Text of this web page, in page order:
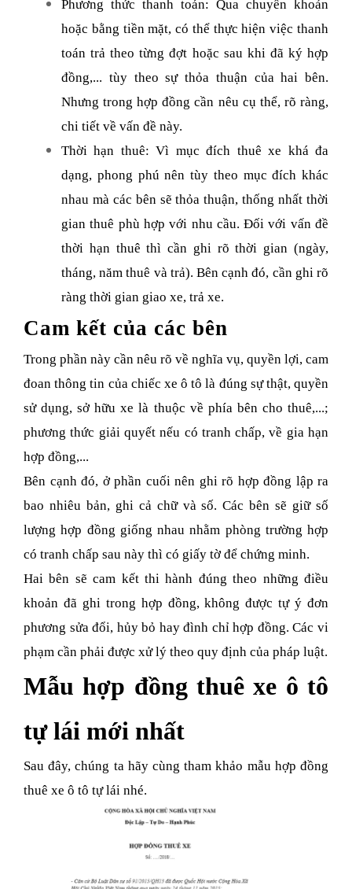
Phương thức thanh toán: Qua chuyển khoản
hoặc bằng tiền mặt, có thể thực hiện việc thanh
toán trả theo từng đợt hoặc sau khi đã ký hợp
đồng,... tùy theo sự thỏa thuận của hai bên.
Nhưng trong hợp đồng cần nêu cụ thể, rõ ràng,
chi tiết về vấn đề này.
Thời hạn thuê: Vì mục đích thuê xe khá đa
dạng, phong phú nên tùy theo mục đích khác
nhau mà các bên sẽ thỏa thuận, thống nhất thời
gian thuê phù hợp với nhu cầu. Đối với vấn đề
thời hạn thuê thì cần ghi rõ thời gian (ngày,
tháng, năm thuê và trả). Bên cạnh đó, cần ghi rõ
ràng thời gian giao xe, trả xe.
Cam kết của các bên
Trong phần này cần nêu rõ về nghĩa vụ, quyền lợi, cam
đoan thông tin của chiếc xe ô tô là đúng sự thật, quyền
sử dụng, sở hữu xe là thuộc về phía bên cho thuê,...;
phương thức giải quyết nếu có tranh chấp, về gia hạn
hợp đồng,...
Bên cạnh đó, ở phần cuối nên ghi rõ hợp đồng lập ra
bao nhiêu bản, ghi cả chữ và số. Các bên sẽ giữ số
lượng hợp đồng giống nhau nhằm phòng trường hợp
có tranh chấp sau này thì có giấy tờ để chứng minh.
Hai bên sẽ cam kết thi hành đúng theo những điều
khoản đã ghi trong hợp đồng, không được tự ý đơn
phương sửa đổi, hủy bỏ hay đình chỉ hợp đồng. Các vi
phạm cần phải được xử lý theo quy định của pháp luật.
Mẫu hợp đồng thuê xe ô tô
tự lái mới nhất
Sau đây, chúng ta hãy cùng tham khảo mẫu hợp đồng
thuê xe ô tô tự lái nhé.